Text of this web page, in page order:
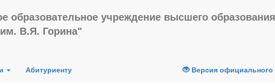
образовательное учреждение высшего
В.Я. Горина"
Абитуриенту Версия официального